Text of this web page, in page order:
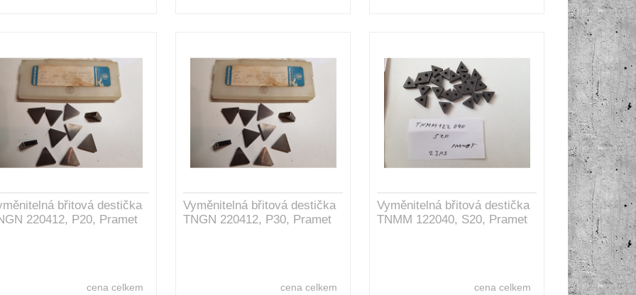
břitová destička
220412, P20, Pramet
cena celkem
Vyměnitelná břitová destička
TNGN 220412, P30, Pramet
cena celkem
Vyměnitelná břitová destička
TNMM 122040, S20, Pramet
cena celkem